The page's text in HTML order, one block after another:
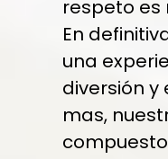
respeto es
En
una
diversión y
mas,